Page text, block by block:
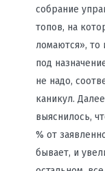
собрание
топов, на
ломаются»,
под
не надо,
каникул.
выяснилось,
% от
бывает, и